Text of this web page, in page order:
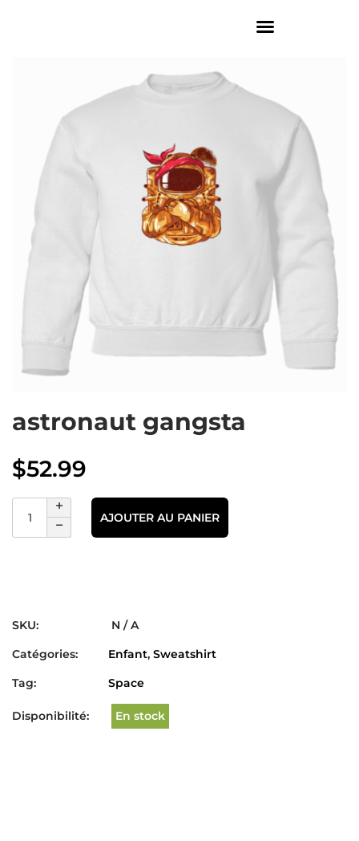
astronaut gangsta
$52.99
AJOUTER AU PANIER
SKU:
N / A
Catégories:
Enfant, Sweatshirt
Tag:
Space
Disponibilité: En stock